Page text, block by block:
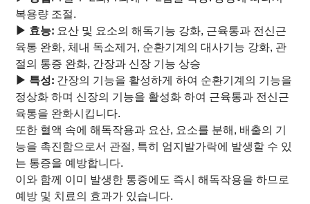
복용량 조절.
▶ 효능: 요산 및 요소의 해독기능 강화, 근육통과 전신근
육통 완화, 체내 독소제거, 순환기계의 대사기능 강화, 관
절의 통증 완화, 간장과 신장 기능 상승
▶ 특성: 간장의 기능을 활성하게 하여 순환기계의 기능을
정상화 하며 신장의 기능을 활성화 하여 근육통과 전신근
육통을 완화시킵니다.
또한 혈액 속에 해독작용과 요산, 요소를 분해, 배출의 기
능을 촉진함으로서 관절, 특히 엄지발가락에 발생할 수 있
는 통증을 예방합니다.
이와 함께 이미 발생한 통증에도 즉시 해독작용을 하므로
예방 및 치료의 효과가 있습니다.